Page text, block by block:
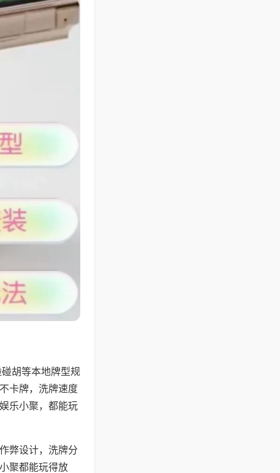
胡等本地牌型规
卡牌，洗牌速度
乐小聚，都能玩
弊设计，洗牌分
聚都能玩得放